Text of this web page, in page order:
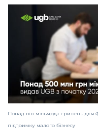
Понад пів мільярда гривень для
підтримку малого бізнесу